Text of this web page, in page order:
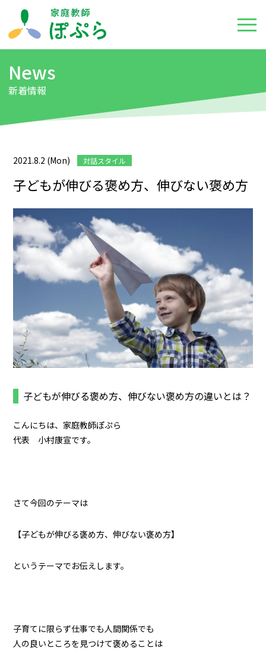
News
新着情報
2021.8.2 (Mon) 対話スタイル
子どもが伸びる褒め方、伸びない褒め方
子どもが伸びる褒め方、伸びない褒め方の違いとは？
こんにちは、家庭教師ぽぷら
代表 小村康宣です。
さて今回のテーマは
【子どもが伸びる褒め方、伸びない褒め方】
というテーマでお伝えします。
子育てに限らず仕事でも人間関係でも
人の良いところを見つけて褒めることは